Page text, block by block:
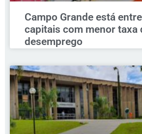
Campo Grande está
capitais com menor taxa
desemprego